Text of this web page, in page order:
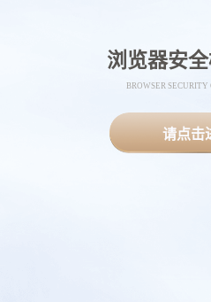
浏览器安
BROWSER SECURITY
请点击